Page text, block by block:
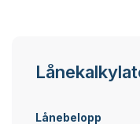
Lånebelopp